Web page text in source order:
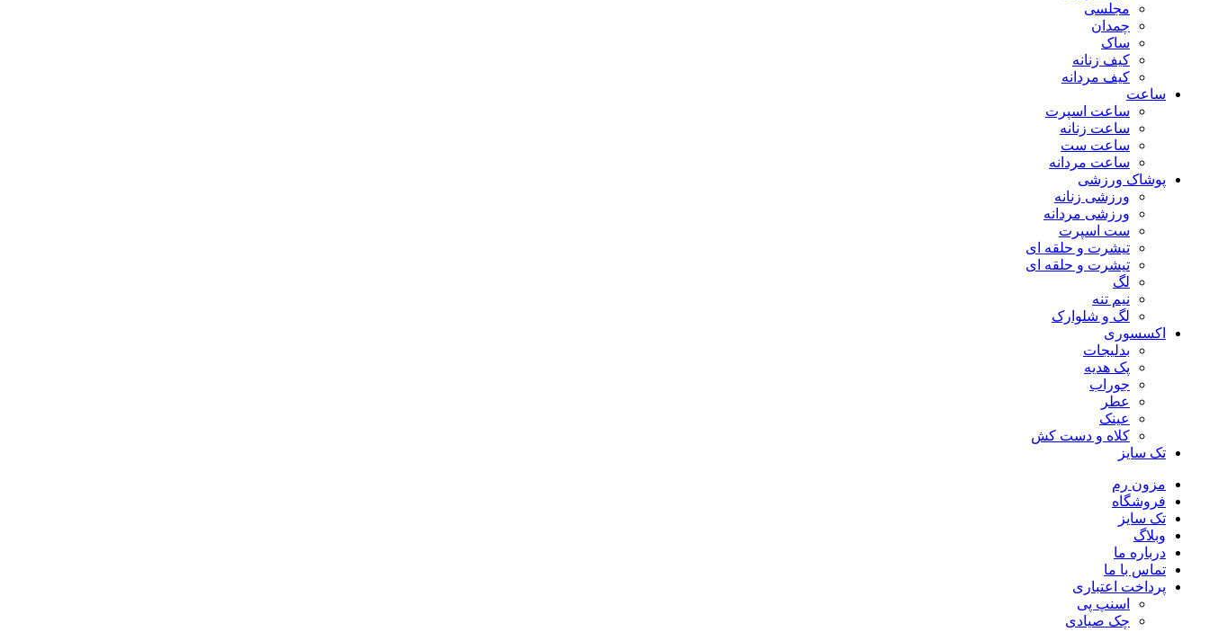
مجلسی
چمدان
ساک
کیف زنانه
کیف مردانه
ساعت
ساعت اسپرت
ساعت زنانه
ساعت ست
ساعت مردانه
پوشاک ورزشی
ورزشی زنانه
ورزشی مردانه
ست اسپرت
تیشرت و حلقه ای
تیشرت و حلقه ای
لگ
نیم تنه
لگ و شلوارک
اکسسوری
بدلیجات
پک هدیه
جوراب
عطر
عینک
کلاه و دست کش
تک سایز
مزون رم
فروشگاه
تک سایز
وبلاگ
درباره ما
تماس با ما
پرداخت اعتباری
اسنپ پی
چک صیادی